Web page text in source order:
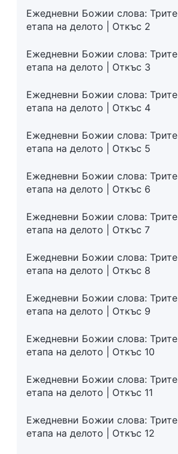
Ежедневни Божии слова: Трите
етапа на делото | Откъс 2
Ежедневни Божии слова: Трите
етапа на делото | Откъс 3
Ежедневни Божии слова: Трите
етапа на делото | Откъс 4
Ежедневни Божии слова: Трите
етапа на делото | Откъс 5
Ежедневни Божии слова: Трите
етапа на делото | Откъс 6
Ежедневни Божии слова: Трите
етапа на делото | Откъс 7
Ежедневни Божии слова: Трите
етапа на делото | Откъс 8
Ежедневни Божии слова: Трите
етапа на делото | Откъс 9
Ежедневни Божии слова: Трите
етапа на делото | Откъс 10
Ежедневни Божии слова: Трите
етапа на делото | Откъс 11
Ежедневни Божии слова: Трите
етапа на делото | Откъс 12